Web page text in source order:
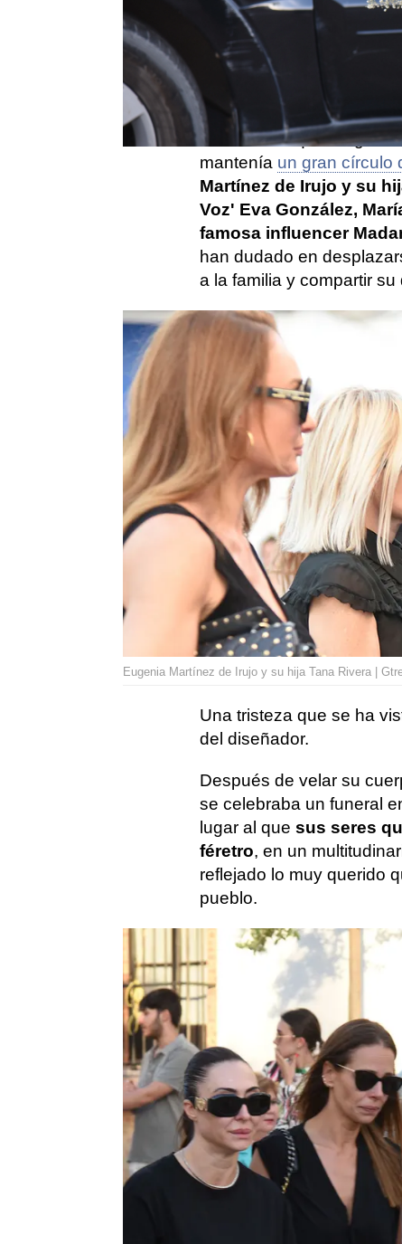
Este miércoles
conocido diseñador de
encontrado sin vida en
Una muerte que ha
mantenía un gran círculo
Martínez de Irujo y su
Voz' Eva González,
famosa influencer
han dudado en
a la familia y compartir
Eugenia Martínez de Irujo y su hija Tana Rivera |
Una tristeza que se ha
del diseñador.
Después de velar su
se celebraba un funeral
lugar al que sus seres
féretro, en un
reflejado lo muy querido
pueblo.